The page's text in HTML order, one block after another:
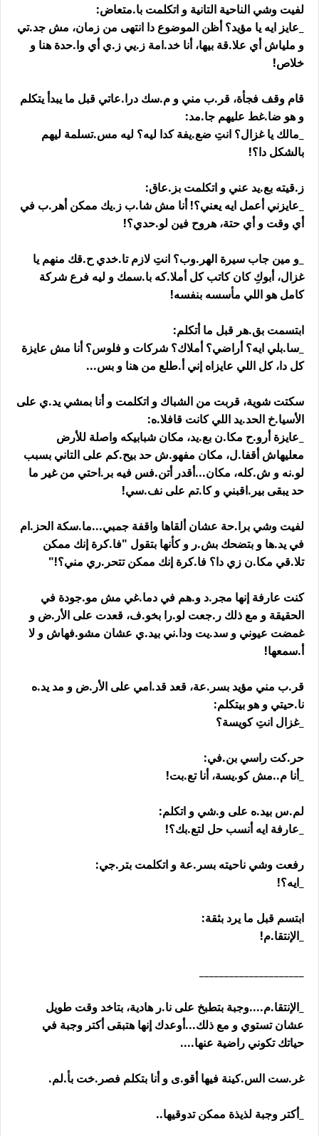
لفيت وشي الناحية التانية و اتكلمت با.متعاض:
_عايز ايه يا مؤيد؟ أظن الموضوع دا انتهى من زمان، مش جد.تي
و ملياش أي علا.قة بيها، أنا خد.امة ز.يي ز.ي أي وا.حدة هنا و
خلاص!
قام وقف فجأة، قر.ب مني و م.سك درا.عاتي قبل ما يبدأ يتكلم
و هو ضا.غط عليهم جا.مد:
_مالك يا غزال؟ انتِ ضع.يفة كدا ليه؟ ليه مس.تسلمة ليهم
بالشكل دا؟!
ز.قيته بع.يد عني و اتكلمت بز.عاق:
_عايزني أعمل ايه يعني؟! أنا مش شا.ب ز.يك ممكن أهر.ب في
أي وقت و أي حتة، هروح فين لو.حدي؟!
_و مين جاب سيرة الهر.وب؟ انتِ لازم تا.خدي ح.قك منهم يا
غزال، أبوكِ كان كاتب كل أملا.كه با.سمك و ليه فرع شركة
كامل هو اللي مأسسه بنفسه!
ابتسمت بق.هر قبل ما أتكلم:
_سا.بلي ايه؟ أراضي؟ أملاك؟ شركات و فلوس؟ أنا مش عايزة
كل دا، كل اللي عايزاه إني أ.طلع من هنا و بس...
سكتت شوية، قربت من الشباك و اتكلمت و أنا بمشي يد.ي على
الأسيا.خ الحد.يد اللي كانت قافلا.ه:
_عايزة أرو.ح مكا.ن بع.يد، مكان شبابيكه واصلة للأرض
معليهاش أقفا.ل، مكان مفهو.ش حد بيح.كم على التاني بسبب
لو.نه و ش.كله، مكان...أقدر أتن.فس فيه بر.احتي من غير ما
حد يبقى بير.اقبني و كا.تم على نف.سي!
لفيت وشي برا.حة عشان ألقاها واقفة جمبي...ما.سكة الحز.ام
في يد.ها و بتضحك بش.ر و كأنها بتقول "فا.كرة إنك ممكن
تلا.قي مكا.ن زي دا؟ فا.كرة إنك ممكن تتحر.ري مني؟!"
كنت عارفة إنها مجر.د و.هم في دما.غي مش مو.جودة في
الحقيقة و مع ذلك ر.جعت لو.را بخو.ف، قعدت على الأر.ض و
غمضت عيوني و سد.يت ودا.ني بيد.ي عشان مشو.فهاش و لا
أ.سمعها!
قر.ب مني مؤيد بسر.عة، قعد قد.امي على الأر.ض و مد يد.ه
نا.حيتي و هو بيتكلم:
_غزال انتِ كويسة؟
حر.كت راسي بن.في:
_أنا م..مش كو.يسة، أنا تع.بت!
لم.س بيد.ه على و.شي و اتكلم:
_عارفة ايه أنسب حل لتع.بك؟!
رفعت وشي ناحيته بسر.عة و اتكلمت بتر.جي:
_ايه؟!
ابتسم قبل ما يرد بثقة:
_الإنتقا.م!
_الإنتقا.م....وجبة بتطبخ على نا.ر هادية، بتاخد وقت طويل
عشان تستوي و مع ذلك...أوعدك إنها هتبقى أكتر وجبة في
حياتك تكوني راضية عنها....
غر.ست الس.كينة فيها أقو.ى و أنا بتكلم فصر.خت بأ.لم.
_أكتر وجبة لذيذة ممكن تدوقيها..